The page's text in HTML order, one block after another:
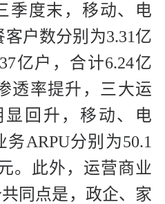
季度末，移动、电
户数分别为3.31亿
亿户，合计6.24亿
透率提升，三大运
显回升，移动、电
ARPU分别为50.1
。此外，运营商业
同点是，政企、家